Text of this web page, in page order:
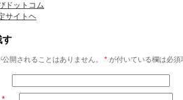
ドットコム
サイトヘ
す
開されることはありません。 * が付いている欄は必須